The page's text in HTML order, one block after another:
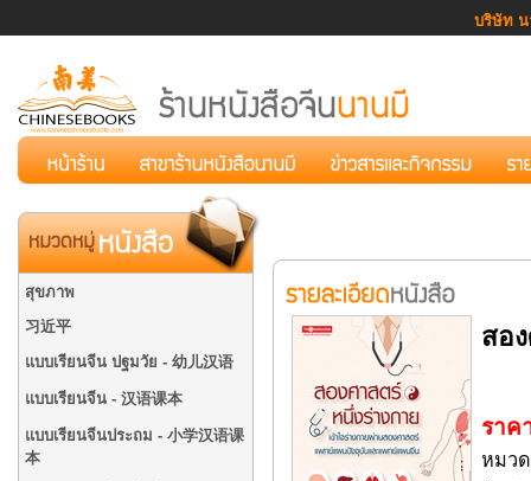
บริษัท น
สุขภาพ
习近平
แบบเรียนจีน ปฐมวัย - 幼儿汉语
แบบเรียนจีน - 汉语课本
แบบเรียนจีนประถม - 小学汉语课
本
สอ
ราค
หมว